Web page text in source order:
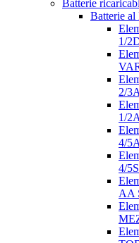
Batterie
Batterie
1/
2/
1/
4/
4/
AA